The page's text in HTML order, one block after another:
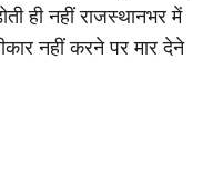
ही नहीं राजस्थानभर में
नहीं करने पर मार देने